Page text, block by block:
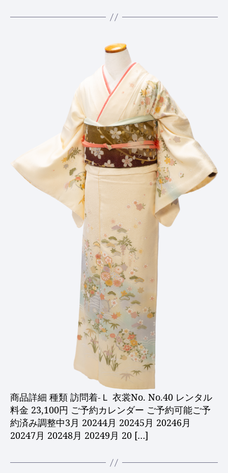
商品詳細 種類 訪問着-Ｌ 衣裳No. No.40 レンタル
料金 23,100円 ご予約カレンダー ご予約可能ご予
約済み調整中3月 20244月 20245月 20246月
20247月 20248月 20249月 20 […]